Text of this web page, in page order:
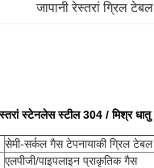
जापानी रेस्तरां ग्रिल टेबल
स्टेनलेस स्टील 304 / मिश्र धातु
सेमी-सर्कल गैस टेपनायाकी ग्रिल
एलपीजी/पाइपलाइन प्राकृतिक गैस